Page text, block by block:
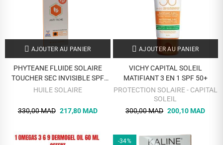
AJOUTER AU PANIER
PHYTEANE FLUIDE SOLAIRE
TOUCHER SEC INVISIBLE SPF
50+ PEAU MIXTE A GRASSE 100
HUILE SOLAIRE
330,00 MAD 217,80 MAD
AJOUTER AU PANIER
VICHY CAPITAL SOLEIL
MATIFIANT 3 EN 1 SPF 50+
PROTECTION SOLAIRE - CAPITAL
SOLEIL
300,00 MAD 200,10 MAD
-34%